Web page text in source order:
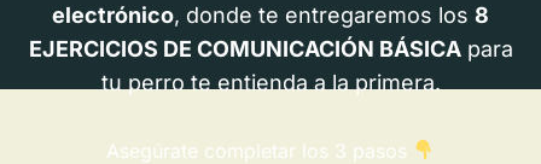
electrónico, donde te entregaremos los 8
EJERCICIOS DE COMUNICACIÓN BÁSICApara
tu perro te entienda a la primera.
Asegúrate completar los 3 pasos